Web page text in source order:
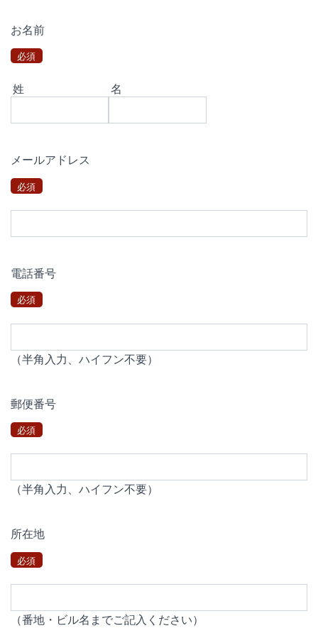
お名前
必須
姓 名
メールアドレス
必須
電話番号
必須
（半角入力、ハイフン不要）
郵便番号
必須
（半角入力、ハイフン不要）
所在地
必須
（番地・ビル名までご記入ください）